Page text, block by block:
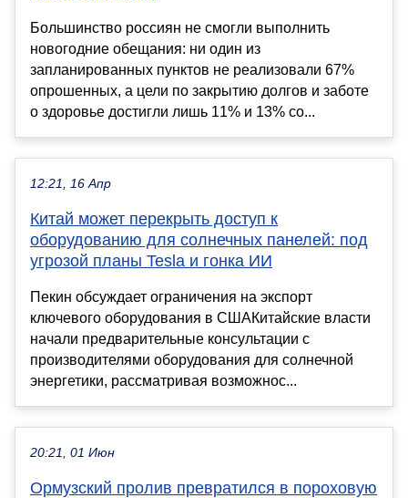
Большинство россиян не смогли выполнить
новогодние обещания: ни один из
запланированных пунктов не реализовали 67%
опрошенных, а цели по закрытию долгов и заботе
о здоровье достигли лишь 11% и 13% со...
12:21, 16 Апр
Китай может перекрыть доступ к
оборудованию для солнечных панелей: под
угрозой планы Tesla и гонка ИИ
Пекин обсуждает ограничения на экспорт
ключевого оборудования в СШАКитайские власти
начали предварительные консультации с
производителями оборудования для солнечной
энергетики, рассматривая возможнос...
20:21, 01 Июн
Ормузский пролив превратился в пороховую